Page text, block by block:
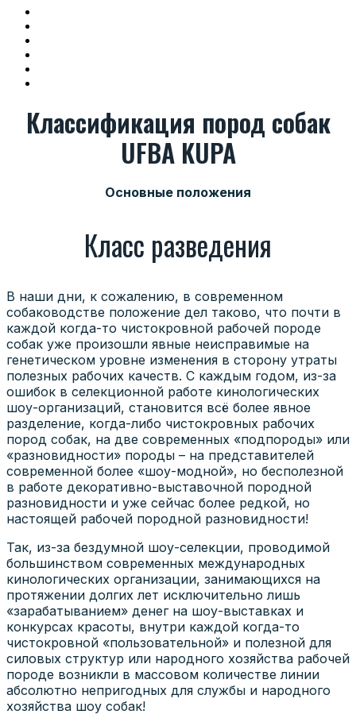
Классификация пород собак
UFBA KUPA
Основные положения
Класс разведения
В наши дни, к сожалению, в современном
собаководстве положение дел таково, что почти в
каждой когда-то чистокровной рабочей породе
собак уже произошли явные неисправимые на
генетическом уровне изменения в сторону утраты
полезных рабочих качеств. С каждым годом, из-за
ошибок в селекционной работе кинологических
шоу-организаций, становится всё более явное
разделение, когда-либо чистокровных рабочих
пород собак, на две современных «подпороды» или
«разновидности» породы – на представителей
современной более «шоу-модной», но бесполезной
в работе декоративно-выставочной породной
разновидности и уже сейчас более редкой, но
настоящей рабочей породной разновидности!
Так, из-за бездумной шоу-селекции, проводимой
большинством современных международных
кинологических организации, занимающихся на
протяжении долгих лет исключительно лишь
«зарабатыванием» денег на шоу-выставках и
конкурсах красоты, внутри каждой когда-то
чистокровной «пользовательной» и полезной для
силовых структур или народного хозяйства рабочей
породе возникли в массовом количестве линии
абсолютно непригодных для службы и народного
хозяйства шоу собак!